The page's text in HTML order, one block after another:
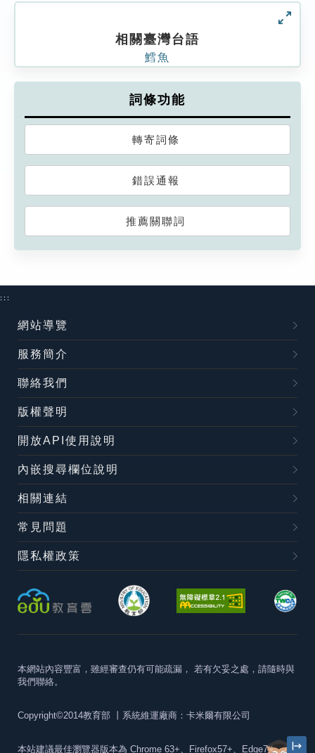
相關臺灣台語
鱈魚
詞條功能
轉寄詞條
錯誤通報
推薦關聯詞
:::
網站導覽
服務簡介
聯絡我們
版權聲明
開放API使用說明
內嵌搜尋欄位說明
相關連結
常見問題
隱私權政策
本網站內容豐富，雖經審查仍有可能疏漏， 若有欠妥之處，請隨時與
我們聯絡。
Copyright©2014教育部 丨系統維運廠商：卡米爾有限公司
本站建議最佳瀏覽器版本為 Chrome 63+、Firefox57+、Edge79+及